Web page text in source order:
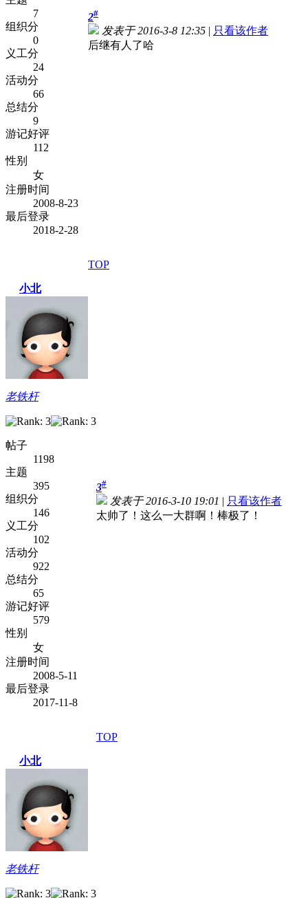
7
组织分
0
义工分
24
活动分
66
总结分
9
游记好评
112
性别
女
注册时间
2008-8-23
最后登录
2018-2-28
2#
发表于 2016-3-8 12:35 | 只看该作者
后继有人了哈
TOP
小北
老铁杆
帖子
1198
主题
395
组织分
146
义工分
102
活动分
922
总结分
65
游记好评
579
性别
女
注册时间
2008-5-11
最后登录
2017-11-8
3#
发表于 2016-3-10 19:01 | 只看该作者
太帅了！这么一大群啊！棒极了！
TOP
小北
老铁杆